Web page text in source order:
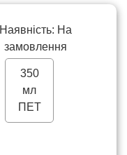
Наявність: На
замовлення
350
мл
ПЕТ
+240